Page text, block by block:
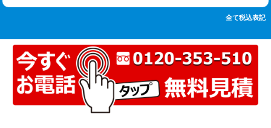
マス交換（土の掘削・埋め戻し作業） 11,000円~
マス交換（深さ50㎝以上） 66,000円
コンクリート斫り（厚さ10㎝まで） 27,500円
コンクリート斫り（厚さ10㎝超え） 38,500円
トーラー機使用/3mまで 33,000円
追加トーラー機使用/3m超え +3,300円
カメラ調査 33,000円
全て税込表記